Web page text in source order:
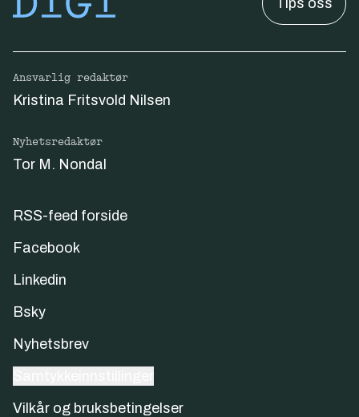
nynorsk og samiske språk, og har gjort dette
trening av modellene.
moderne norske språk, samtidig som
produktene respekterer opphavsrett og
forankrede generative språkmodeller til fri
bruk for både offentlig og privat sektor.
Ansvarlig redaktør
Kristina Fritsvold Nilsen
Nyhetsredaktør
Tor M. Nondal
RSS-feed forside
Facebook
Linkedin
Bsky
Nyhetsbrev
Vilkår og bruksbetingelser